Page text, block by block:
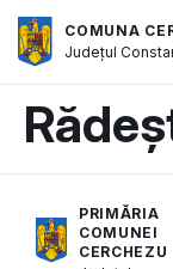
COMUNA
Județul
PRIMĂRIA
COMUNEI
CERCHEZU